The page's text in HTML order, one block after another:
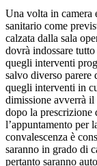
Una volta in camera
sanitario come
calzata dalla sala
dovrà indossare
quegli interventi
salvo diverso parere
quegli interventi in
dimissione avverrà
dopo la prescrizione
l’appuntamento per
convalescenza è
saranno in grado di
pertanto saranno